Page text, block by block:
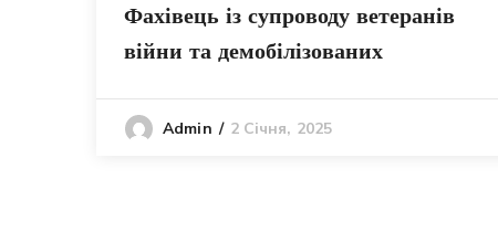
Фахівець із супроводу ветеранів
війни та демобілізованих
Admin 2 Січня, 2025